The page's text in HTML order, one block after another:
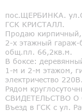
пос.ЩЕРБИНКА.
ГСК КРИСТАЛЛ.
Продаю кирпичный,
2-х этажный гараж-
общ.пл. 66,2кв.м.
В боксе:
1-м и 2-м этажом,
электричество 220В.
Рядом
СВИДЕТЕЛЬСТВО О
Въезд в ГСК с ул.